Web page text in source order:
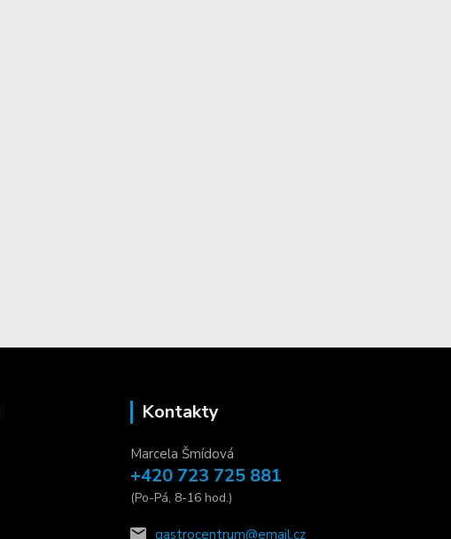
Kontakty
Marcela Šmídová
+420 723 725 881
(Po-Pá, 8-16 hod.)
gastrocentrum@email.cz